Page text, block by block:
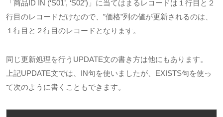
「商品ID IN (‘S01’, ‘S02’)」に当てはまるレコードは１行目と２
行目のレコードだけなので、”価格”列の値が更新されるのは、
１行目と２行目のレコードとなります。
同じ更新処理を行うUPDATE文の書き方は他にもあります。
上記UPDATE文では、IN句を使いましたが、EXISTS句を使っ
て次のように書くこともできます。